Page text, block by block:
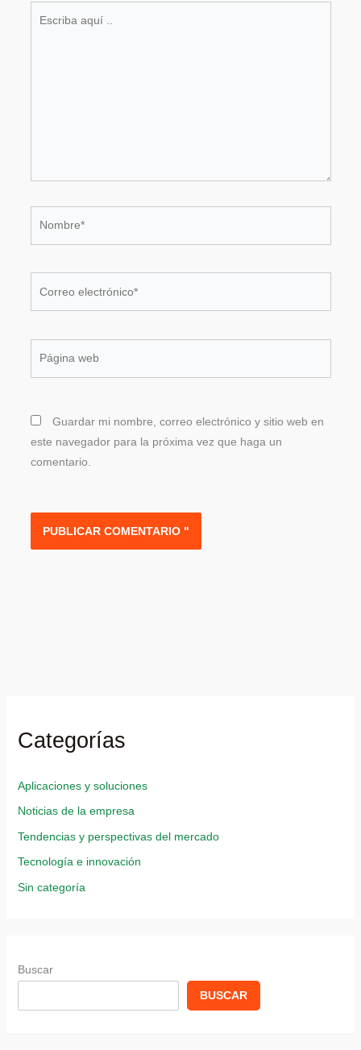
Categorías
Aplicaciones y soluciones
Noticias de la empresa
Tendencias y perspectivas del mercado
Tecnología e innovación
Sin categoría
Buscar
BUSCAR
Guardar mi nombre, correo electrónico y sitio web en
este navegador para la próxima vez que haga un
comentario.